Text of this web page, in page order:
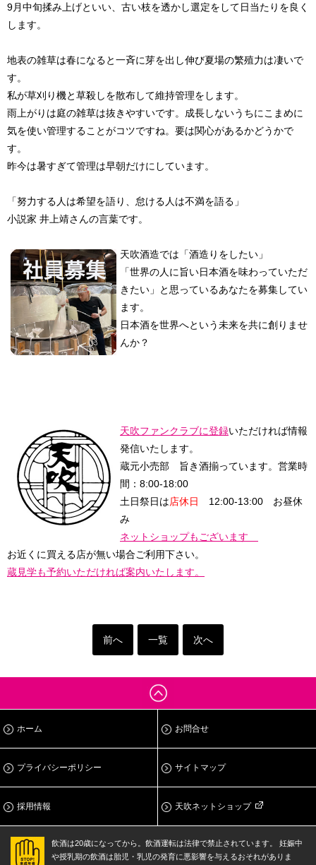
9月中旬揉み上げといい、古い枝を透かし選定をして日当たりを良く
します。
地表の雑草は春になると一斉に芽を出し伸び夏場の繁殖力は凄いで
す。
私が草刈り機と草殺しを散布して維持管理をします。
雨上がりは庭の雑草は抜きやすいです。成長しないうちにこまめに
気を使い管理することがコツですね。要は関心があるかどうかで
す。
昨今は暑すぎて管理は早朝だけにしています。
「努力する人は希望を語り、怠ける人は不満を語る」
小説家 井上靖さんの言葉です。
天吹酒造では「酒造りをしたい」
「世界の人に旨い日本酒を味わっていただ
きたい」と思っているあなたを募集してい
ます。
日本酒を世界へという未来を共に創りませ
んか？
天吹ファンクラブに登録いただければ情報
発信いたします。
蔵元小売部 旨き酒揃っています。 営業時
間：8:00-18:00
土日祭日は店休日 12:00-13:00 お昼休
み
ネットショップもございます
お近くに買える店が無い場合ご利用下さい。
蔵見学も予約いただければ案内いたします。
前へ 一覧 次へ
ホーム お問合せ
プライバシーポリシー サイトマップ
採用情報 天吹ネットショップ
飲酒は20歳になってから。飲酒運転は法律で禁止されています。
妊娠中
や授乳期の飲酒は胎児・乳児の発育に悪影響を与えるおそれがありま